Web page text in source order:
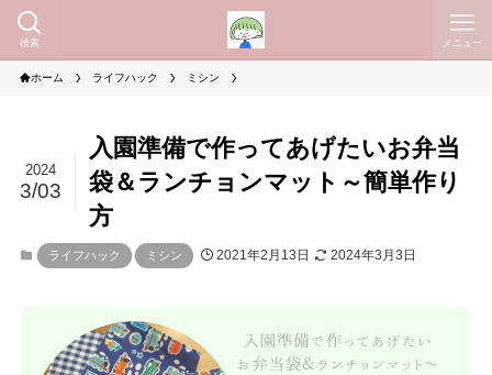
検索 メニュー
ホーム ライフハック ミシン
入園準備で作ってあげたいお弁当
袋＆ランチョンマット～簡単作り
方
2024
3/03
ライフハック ミシン 2021年2月13日 2024年3月3日